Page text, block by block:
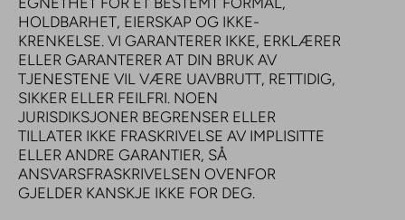
HOLDBARHET, EIERSKAP OG IKKE-
KRENKELSE. VI GARANTERER IKKE, ERKLÆRER
ELLER GARANTERER AT DIN BRUK AV
TJENESTENE VIL VÆRE UAVBRUTT, RETTIDIG,
SIKKER ELLER FEILFRI. NOEN
JURISDIKSJONER BEGRENSER ELLER
TILLATER IKKE FRASKRIVELSE AV IMPLISITTE
ELLER ANDRE GARANTIER, SÅ
ANSVARSFRASKRIVELSEN OVENFOR
GJELDER KANSKJE IKKE FOR DEG.